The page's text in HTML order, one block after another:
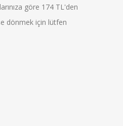
göre 174 TL'den
dönmek için lütfen